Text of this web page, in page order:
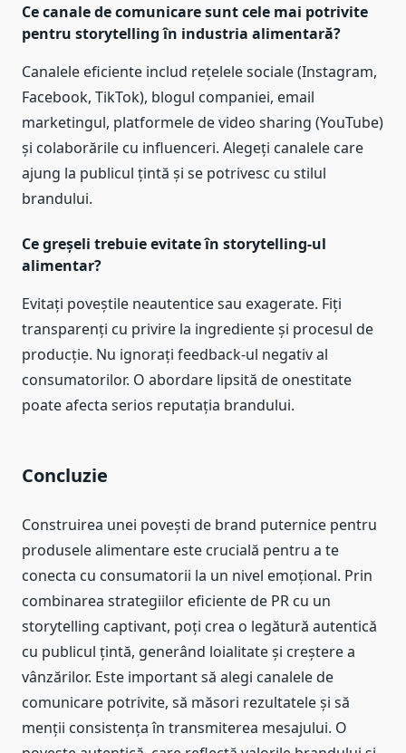
Ce canale de comunicare sunt cele mai potrivite
pentru storytelling în industria alimentară?
Canalele eficiente includ rețelele sociale (Instagram,
Facebook, TikTok), blogul companiei, email
marketingul, platformele de video sharing (YouTube)
și colaborările cu influenceri. Alegeți canalele care
ajung la publicul țintă și se potrivesc cu stilul
brandului.
Ce greșeli trebuie evitate în storytelling-ul
alimentar?
Evitați poveștile neautentice sau exagerate. Fiți
transparenți cu privire la ingrediente și procesul de
producție. Nu ignorați feedback-ul negativ al
consumatorilor. O abordare lipsită de onestitate
poate afecta serios reputația brandului.
Concluzie
Construirea unei povești de brand puternice pentru
produsele alimentare este crucială pentru a te
conecta cu consumatorii la un nivel emoțional. Prin
combinarea strategiilor eficiente de PR cu un
storytelling captivant, poți crea o legătură autentică
cu publicul țintă, generând loialitate și creștere a
vânzărilor. Este important să alegi canalele de
comunicare potrivite, să măsori rezultatele și să
menții consistența în transmiterea mesajului. O